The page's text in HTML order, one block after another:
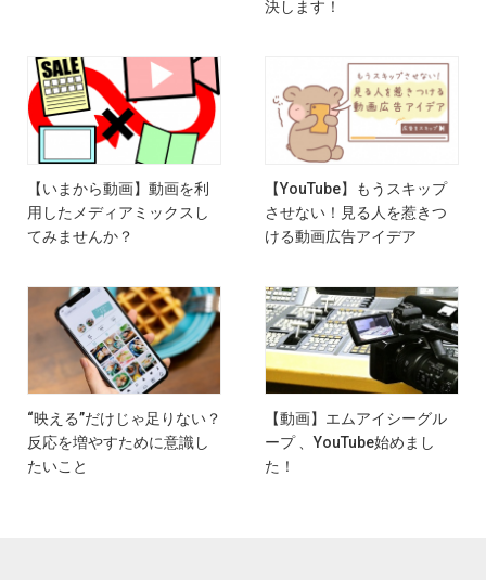
決します！
【いまから動画】動画を利
用したメディアミックスし
てみませんか？
【YouTube】もうスキップ
させない！見る人を惹きつ
ける動画広告アイデア
“映える”だけじゃ足りない？
反応を増やすために意識し
たいこと
【動画】エムアイシーグル
ープ 、YouTube始めまし
た！